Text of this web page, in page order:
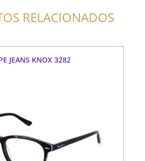
RELACIONADOS
JEANS KNOX 3282